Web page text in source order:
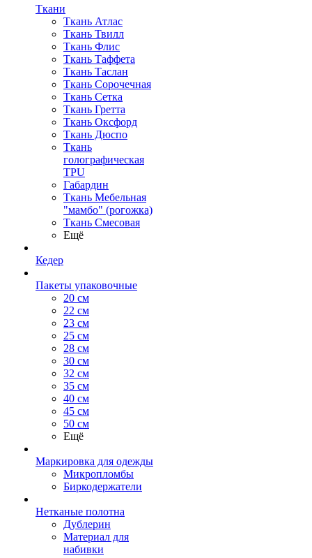
Ткани
Ткань Атлас
Ткань Твилл
Ткань Флис
Ткань Таффета
Ткань Таслан
Ткань Сорочечная
Ткань Сетка
Ткань Гретта
Ткань Оксфорд
Ткань Дюспо
Ткань
голографическая
TPU
Габардин
Ткань Мебельная
"мамбо" (рогожка)
Ткань Смесовая
Ещё
Кедер
Пакеты упаковочные
20 см
22 см
23 см
25 см
28 см
30 см
32 см
35 см
40 см
45 см
50 см
Ещё
Маркировка для одежды
Микропломбы
Биркодержатели
Нетканые полотна
Дублерин
Материал для
набивки